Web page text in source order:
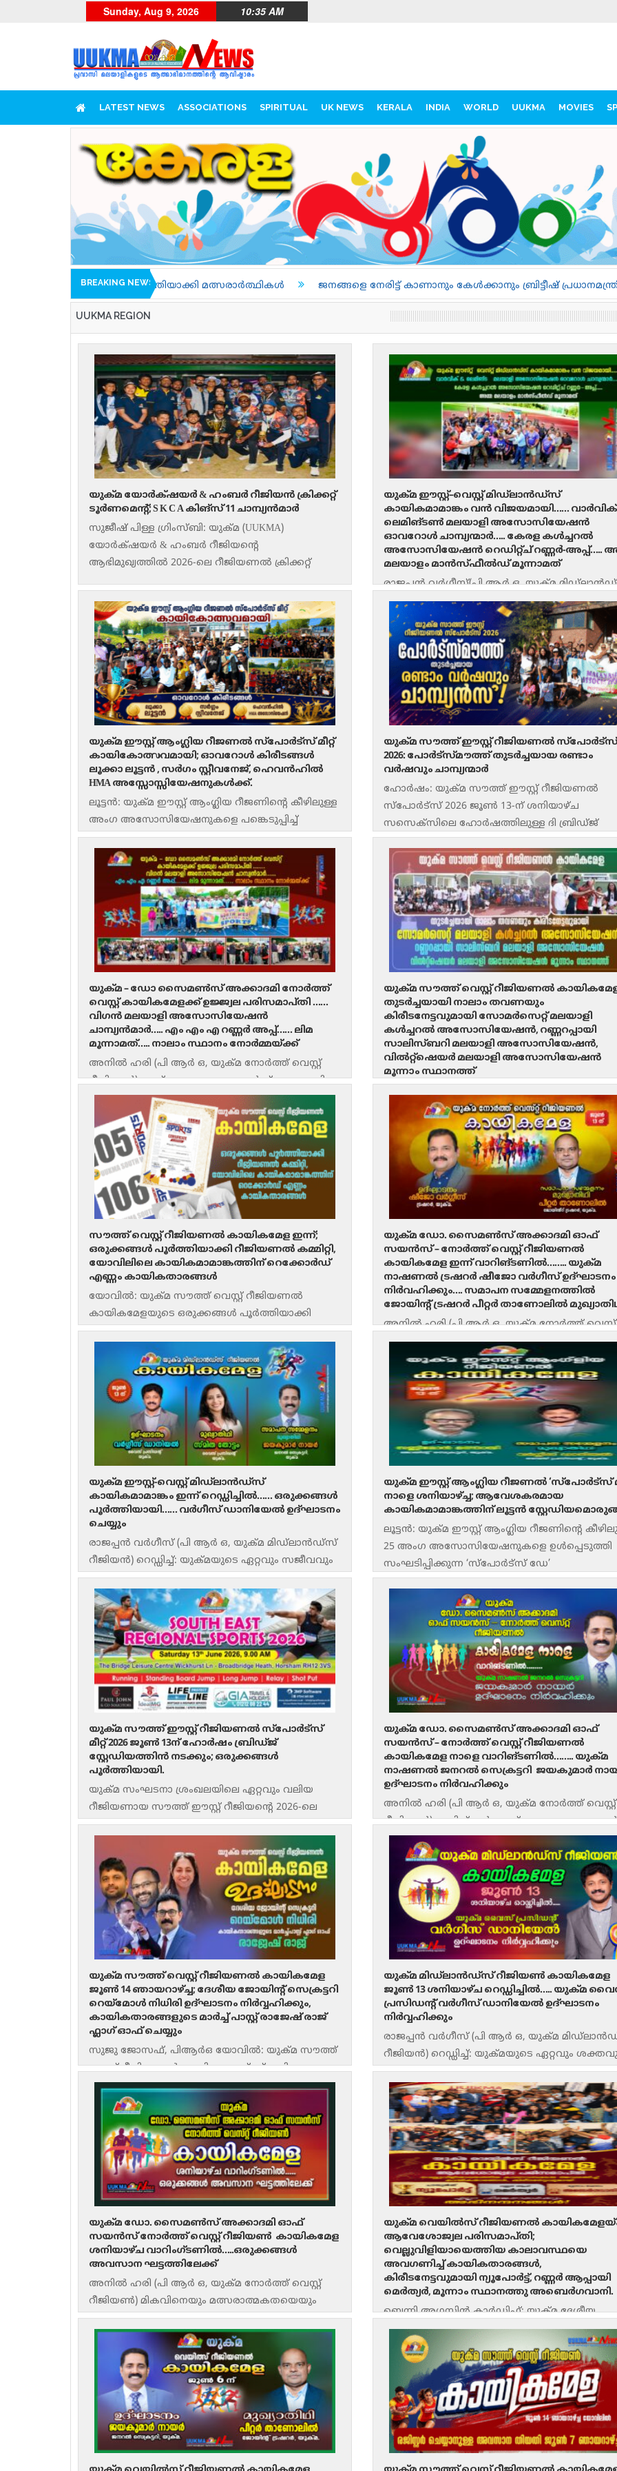
Sunday, Aug 9, 2026 10:35 AM
LATEST NEWS ASSOCIATIONS SPIRITUAL UK NEWS KERALA INDIA WORLD UUKMA MOVIES
BREAKING NEWS
മത്സരാർത്ഥികൾ ജനങ്ങളെ നേരിട്ട് കാണാനും കേൾക്കാനും ബ്രിട്ടീഷ് പ്രധാനമന്ത്രി; ആൻഡി
UUKMA REGION
യുക്മ യോർക്‌ഷയർ & ഹംബർ റീജിയൻ ക്രിക്കറ്റ്
ടൂർണമെന്റ്; S K C A കിങ്‌സ് 11 ചാമ്പ്യൻമാർ
സുജീഷ് പിള്ള ഗ്രിംസ്ബി: യുക്മ (UUKMA)
യോർക്‌ഷയർ & ഹംബർ റീജിയന്റെ
ആഭിമുഖ്യത്തിൽ 2026-ലെ റീജിയണൽ ക്രിക്കറ്റ്
യുക്മ ഈസ്റ്റ്–വെസ്റ്റ് മിഡ്‌ലാൻഡ്സ്
കായികമാമാങ്കം വൻ വിജയമായി…… വാർവിക്
ലെമിങ്ടൺ മലയാളി അസോസിയേഷൻ
ഓവറോൾ ചാമ്പ്യന്മാർ….. കേരള കൾച്ചറൽ
അസോസിയേഷൻ റെഡിറ്റ്ച് റണ്ണർ-അപ്പ്…..
മലയാളം മാൻസ്ഫീൽഡ് മൂന്നാമത്
രാജപ്പൻ വർഗീസ്(പി ആർ ഒ, യുക്മ
റീജിയൻ) റെഡിറ്റ്ച്: യുക്മ ഈസ്റ്റ്–വെസ്റ്റ്
മിഡ്‌ലാൻഡ്സ് റീജിയൻ സംഘടിപ്പിച്ച
കായികമാമാങ്കം റെഡിറ്റ്ചിലെ ആബി
സ്റ്റേഡിയത്തിൽ ആവേശകരമായ
മത്സരങ്ങളോടെയും
യുക്മ ഈസ്റ്റ് ആംഗ്ലിയ റീജണൽ സ്പോർട്സ് മീറ്റ്
കായികോത്സവമായി; ഓവറോൾ കിരീടങ്ങൾ
ലൂക്കാ ലൂട്ടൻ , സർഗം സ്റ്റീവനേജ്, ഹെവൻഹിൽ
HMA അസ്സോസ്സിയേഷനുകൾക്ക്.
ലൂട്ടൻ: യുക്മ ഈസ്റ്റ് ആംഗ്ലിയ റീജണിന്റെ കീഴിലുള്ള
അംഗ അസോസിയേഷനുകളെ പങ്കെടുപ്പിച്ച്
സംഘടിപ്പിച്ച റീജണൽ സ്പോർട്സ് മീറ്റ്
ആവേശോജ്ജ്വലമായ കായികോത്സവമായി മാറി.
ലൂട്ടണിലെ സ്റ്റോക്ക്വുഡ് പാർക്ക്
യുക്മ സൗത്ത് ഈസ്റ്റ് റീജിയണൽ സ്പോർട്സ്
2026: പോർട്സ്മൗത്ത് തുടർച്ചയായ രണ്ടാം
വർഷവും ചാമ്പ്യന്മാർ
ഹോർഷം: യുക്മ സൗത്ത് ഈസ്റ്റ് റീജിയണൽ
സ്പോർട്സ് 2026 ജൂൺ 13-ന് ശനിയാഴ്ച
സസെക്സിലെ ഹോർഷത്തിലുള്ള ദി ബ്രിഡ്ജ്
ലെഷർ സെന്ററിൽ ആവേശോജ്വലമായി
സംഘടിപ്പിച്ചു. വിവിധ
യുക്മ – ഡോ സൈമൺസ് അക്കാദമി നോർത്ത്
വെസ്റ്റ് കായികമേളക്ക് ഉജ്ജ്വല പരിസമാപ്തി ……
വിഗൻ മലയാളി അസോസിയേഷൻ
ചാമ്പ്യൻമാർ….. എം എം എ റണ്ണർ അപ്പ്…… ലിമ
മൂന്നാമത്….. നാലാം സ്ഥാനം നോർമ്മയ്ക്ക്
അനിൽ ഹരി (പി ആർ ഒ, യുക്മ നോർത്ത് വെസ്റ്റ്
റീജിയൺ) യുക്മ – ഡോ. സൈമൺസ് അക്കാദമി
നോർത്ത് വെസ്റ്റ് റീജിയണൽ കായികമേളയിൽ
വിഗൻ
യുക്മ സൗത്ത് വെസ്റ്റ് റീജിയണൽ
തുടർച്ചയായി നാലാം തവണയും
കിരീടനേട്ടവുമായി സോമർസെറ്റ് മലയാളി
കൾച്ചറൽ അസോസിയേഷൻ, റണ്ണറപ്പായി
സാലിസ്ബറി മലയാളി അസോസിയേഷൻ,
വിൽറ്റ്‌ഷെയർ മലയാളി അസോസിയേഷൻ
മൂന്നാം സ്ഥാനത്ത്
യോവിൽ: ജൂൺ പതിനാല് ഞായറാഴ്ച്ച
നടന്ന യുക്മ സൗത്ത് സൗത്ത് വെസ്റ്റ് റീജിയണൽ
കായികമേളയിൽ ആതിഥേയരായ
സൗത്ത് വെസ്റ്റ് റീജിയണൽ കായികമേള ഇന്ന്;
ഒരുക്കങ്ങൾ പൂർത്തിയാക്കി റീജിയണൽ കമ്മിറ്റി,
യോവിലിലെ കായികമാമാങ്കത്തിന് റെക്കോർഡ്
എണ്ണം കായികതാരങ്ങൾ
യോവിൽ: യുക്മ സൗത്ത് വെസ്റ്റ് റീജിയണൽ
കായികമേളയുടെ ഒരുക്കങ്ങൾ പൂർത്തിയാക്കി
റീജിയണൽ കമ്മിറ്റി. എക്കാലത്തെയും റെക്കോർഡ്
എണ്ണം കായികതാരങ്ങളാണ് ഇക്കുറി സൗത്ത് വെസ്റ്റ്
കായികമേളയിൽ മാറ്റുരയ്ക്കുന്നത്.
യുക്മ ഡോ. സൈമൺസ് അക്കാദമി ഓഫ്
സയൻസ് – നോർത്ത് വെസ്റ്റ് റീജിയണൽ
കായികമേള ഇന്ന് വാറിങ്ടണിൽ…….. യുക്മ
നാഷണൽ ട്രഷറർ ഷീജോ വർഗീസ് ഉദ്ഘാടനം
നിർവഹിക്കും…. സമാപന സമ്മേളനത്തിൽ
ജോയിൻ്റ് ട്രഷറർ പീറ്റർ താണോലിൽ
അനിൽ ഹരി (പി ആർ ഒ, യുക്മ നോർത്ത് വെസ്റ്റ്
റീജിയൺ) വാറിങ്ടൺ: യുക്മ ഡോ.
അക്കാദമി ഓഫ് സയൻസ് – നോർത്ത് വെസ്റ്റ്
യുക്മ ഈസ്റ്റ്-വെസ്റ്റ് മിഡ്‌ലാൻഡ്സ്
കായികമാമാങ്കം ഇന്ന് റെഡ്ഡിച്ചിൽ…… ഒരുക്കങ്ങൾ
പൂര്‍ത്തിയായി…… വർഗീസ് ഡാനിയേൽ ഉദ്ഘാടനം
ചെയ്യും
രാജപ്പൻ വർഗീസ് (പി ആർ ഒ, യുക്മ മിഡ്‌ലാൻഡ്‌സ്
റീജിയൻ) റെഡ്ഡിച്ച്: യുക്മയുടെ ഏറ്റവും സജീവവും
ശക്തവുമായ ഈസ്റ്റ് – വെസ്റ്റ് മിഡ്‌ലാൻഡ്സ്
റീജിയൻ സംഘടിപ്പിക്കുന്ന
യുക്മ ഈസ്റ്റ് ആംഗ്ലിയ റീജണൽ ‘സ്പോർട്സ്
നാളെ ശനിയാഴ്ച്ച; ആവേശകരമായ
കായികമാമാങ്കത്തിന് ലൂട്ടൻ
ലൂട്ടൻ: യുക്മ ഈസ്റ്റ് ആംഗ്ലിയ റീജണിന്റെ
25 അംഗ അസോസിയേഷനുകളെ ഉൾപ്പെടുത്തി
സംഘടിപ്പിക്കുന്ന ‘സ്പോർട്സ് ഡേ’
കായികമാമാങ്കത്തിന് ലൂട്ടൻ സ്റ്റോക്ക് വുഡ്
യുക്മ സൗത്ത് ഈസ്റ്റ് റീജിയണൽ സ്പോർട്സ്
മീറ്റ് 2026 ജൂൺ 13ന് ഹോർഷം ബ്രിഡ്ജ്
സ്റ്റേഡിയത്തിൻ നടക്കും; ഒരുക്കങ്ങൾ
പൂർത്തിയായി.
യുക്മ സംഘടനാ ശ്രംഖലയിലെ ഏറ്റവും വലിയ
റീജിയണായ സൗത്ത് ഈസ്റ്റ് റീജിയന്റെ 2026-ലെ
റീജിയണൽ സ്പോർട്സ് മീറ്റ് ജൂൺ 13 ശനിയാഴ്ച
യുക്മ ഡോ. സൈമൺസ് അക്കാദമി ഓഫ്
സയൻസ് – നോർത്ത് വെസ്റ്റ് റീജിയണൽ
കായികമേള നാളെ വാറിങ്ടണിൽ…….. യുക്മ
നാഷണൽ ജനറൽ സെക്രട്ടറി ജയകുമാർ
ഉദ്ഘാടനം നിർവഹിക്കും
അനിൽ ഹരി (പി ആർ ഒ, യുക്മ നോർത്ത് വെസ്റ്റ്
റീജിയൺ) വാറിങ്ടൺ: യുക്മ – ഡോ.
അക്കാദമി ഓഫ് സയൻസ് നോർത്ത് വെസ്റ്റ്
യുക്മ സൗത്ത് വെസ്റ്റ് റീജിയണൽ കായികമേള
ജൂൺ 14 ഞായറാഴ്ച്ച; ദേശീയ ജോയിന്റ് സെക്രട്ടറി
റെയ്‌മോൾ നിധിരി ഉദ്‌ഘാടനം നിർവ്വഹിക്കും,
കായികതാരങ്ങളുടെ മാർച്ച് പാസ്റ്റ് രാജേഷ് രാജ്
ഫ്ലാഗ് ഓഫ് ചെയ്യും
സുജു ജോസഫ്, പിആർഒ യോവിൽ: യുക്മ സൗത്ത്
വെസ്റ്റ് റീജിയണൽ കായികമേളയ്ക്ക് ഇനി രണ്ടു
ദിവസം മാത്രം. റീജിയണിലെ തന്നെ പ്രമുഖ
അസോസിയേഷനുകളിൽ ഒന്നായ സോമർസെറ്റ്
യുക്മ മിഡ്‌ലാൻഡ്സ് റീജിയൺ കായികമേള
ജൂൺ 13 ശനിയാഴ്ച റെഡ്ഡിച്ചിൽ….. യുക്മ
പ്രസിഡൻ്റ് വർഗീസ് ഡാനിയേൽ ഉദ്ഘാടനം
നിർവ്വഹിക്കും
രാജപ്പൻ വർഗീസ് (പി ആർ ഒ, യുക്മ
റീജിയൻ) റെഡ്ഡിച്ച്: യുക്മയുടെ ഏറ്റവും
സജീവവുമായ റീജിയനായ ഈസ്റ്റ് & വെസ്റ്റ്
മിഡ്‌ലാൻഡ്‌സ് റീജിയൺ
യുക്മ ഡോ. സൈമൺസ് അക്കാദമി ഓഫ്
സയൻസ് നോർത്ത് വെസ്റ്റ് റീജിയൺ കായികമേള
ശനിയാഴ്ച വാറിംഗ്ടണിൽ…..ഒരുക്കങ്ങൾ
അവസാന ഘട്ടത്തിലേക്ക്
അനിൽ ഹരി (പി ആർ ഒ, യുക്മ നോർത്ത് വെസ്റ്റ്
റീജിയൺ) മികവിനെയും മത്സരാത്മകതയെയും
ആഘോഷിക്കാൻ യുക്മ നോർത്ത് വെസ്റ്റ് റീജിയൺ
ഒരുങ്ങുന്നു. യുക്മ ഡോ.
യുക്മ വെയിൽസ് റീജിയണൽ
ആവേശോജ്വല പരിസമാപ്തി;
വെല്ലുവിളിയായെത്തിയ കാലാവസ്ഥയെ
അവഗണിച്ച് കായികതാരങ്ങൾ,
കിരീടനേട്ടവുമായി ന്യൂപോർട്ട്, റണ്ണർ ആപ്പായി
മെർത്യർ, മൂന്നാം സ്ഥാനത്തു അബെർഗവാനി.
ബെന്നി അഗസ്റ്റിൻ കാർഡിഫ്: യുക്മ ദേശീയ
സ്പോർട്സിനോടനുബന്ധിച്ചു നടത്തിയ യുക്മ
വെയിൽസ് റീജിയന്റെ ഈ വർഷത്തെ
കായികമേള ആവേശോജ്ജ്വല പരിസമാപ്തി.
അതിവിപുലമായി ജൂൺ 6